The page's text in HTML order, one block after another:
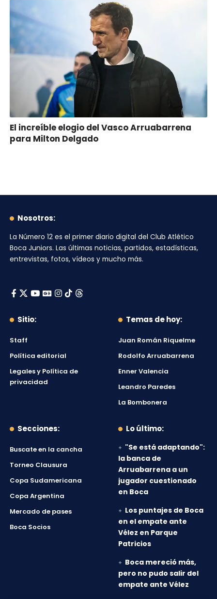
El increíble elogio del Vasco Arruabarrena
para Milton Delgado
Nosotros:
La Número 12 es el primer diario digital del Club Atlético
Boca Juniors. Las últimas noticias, partidos, estadísticas,
entrevistas, fotos, vídeos y mucho más.
Sitio:
Staff
Política editorial
Legales y Política de
privacidad
Temas de hoy:
Juan Román Riquelme
Rodolfo Arruabarrena
Enner Valencia
Leandro Paredes
La Bombonera
Secciones:
Buscate en la cancha
Torneo Clausura
Copa Sudamericana
Copa Argentina
Mercado de pases
Boca Socios
Lo último:
"Se está adaptando":
la banca de
Arruabarrena a un
jugador cuestionado
en Boca
Los puntajes de Boca
en el empate ante
Vélez en Parque
Patricios
Boca mereció más,
pero no pudo salir del
empate ante Vélez